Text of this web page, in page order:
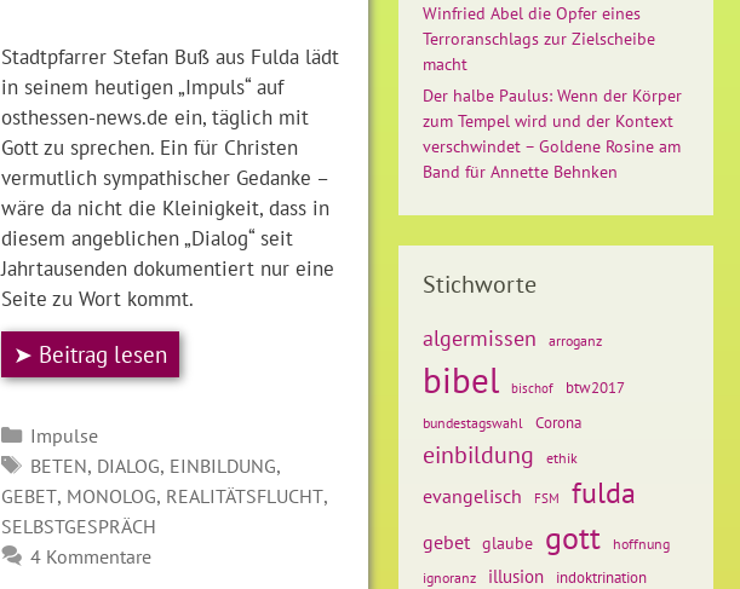
Stadtpfarrer Stefan Buß aus Fulda lädt
in seinem heutigen „Impuls“ auf
osthessen-news.de ein, täglich mit
Gott zu sprechen. Ein für Christen
vermutlich sympathischer Gedanke –
wäre da nicht die Kleinigkeit, dass in
diesem angeblichen „Dialog“ seit
Jahrtausenden dokumentiert nur eine
Seite zu Wort kommt.
➤ Beitrag lesen
Kategorien
Impulse
SCHLAGWÖRTER
BETEN, DIALOG, EINBILDUNG,
GEBET, MONOLOG, REALITÄTSFLUCHT,
SELBSTGESPRÄCH
4 Kommentare
Winfried Abel die Opfer eines
Terroranschlags zur Zielscheibe
macht
Der halbe Paulus: Wenn der Körper
zum Tempel wird und der Kontext
verschwindet – Goldene Rosine am
Band für Annette Behnken
Stichworte
algermissen arroganz
bibel bischof btw2017
bundestagswahl Corona
einbildung ethik
evangelisch FSM fulda
gebet glaube gott
hoffnung
ignoranz
illusion indoktrination